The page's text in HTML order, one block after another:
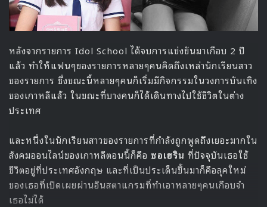
หลังจากรายการ Idol School ได้จบการแข่งขันมาเกือบ 2 ปี
แล้ว ทำให้แฟนๆของรายการหลายๆคนคิดถึงเหล่านักเรียนสาว
ของรายการ ซึ่งขณะนี้หลายๆคนก็เริ่มมีกิจกรรมในวงการบันเทิง
ของเกาหลีแล้ว ในขณะที่บางคนก็ได้เดินทางไปใช้ชีวิตในต่าง
ประเทศ
และหนึ่งในนักเรียนสาวของรายการที่กำลังถูกพูดถึงเยอะมากใน
สังคมออนไลน์ของเกาหลีตอนนี้ก็คือ ซอเฮริน ที่ปัจจุบันเธอใช้
ชีวิตอยู่ที่ประเทศอังกฤษ และที่เป็นประเด็นขึ้นมาก็คือลุคใหม่
ของเธอที่เปิดเผยผ่านอินสตาแกรมที่ทำเอาหลายๆคนเกือบจำ
เธอไม่ได้